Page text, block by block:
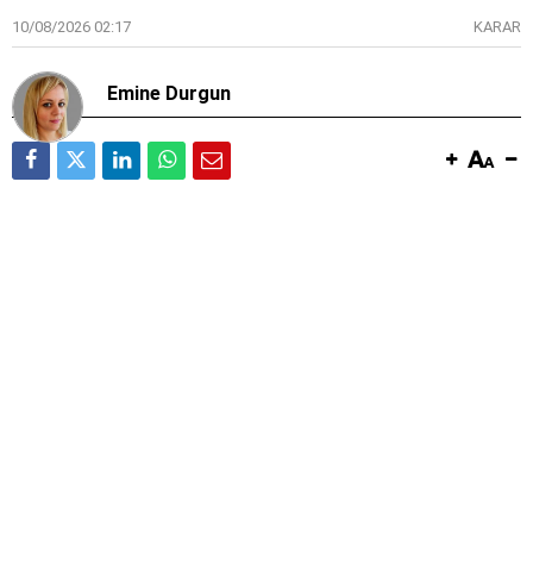
10/08/2026 02:17 KARAR
Emine Durgun